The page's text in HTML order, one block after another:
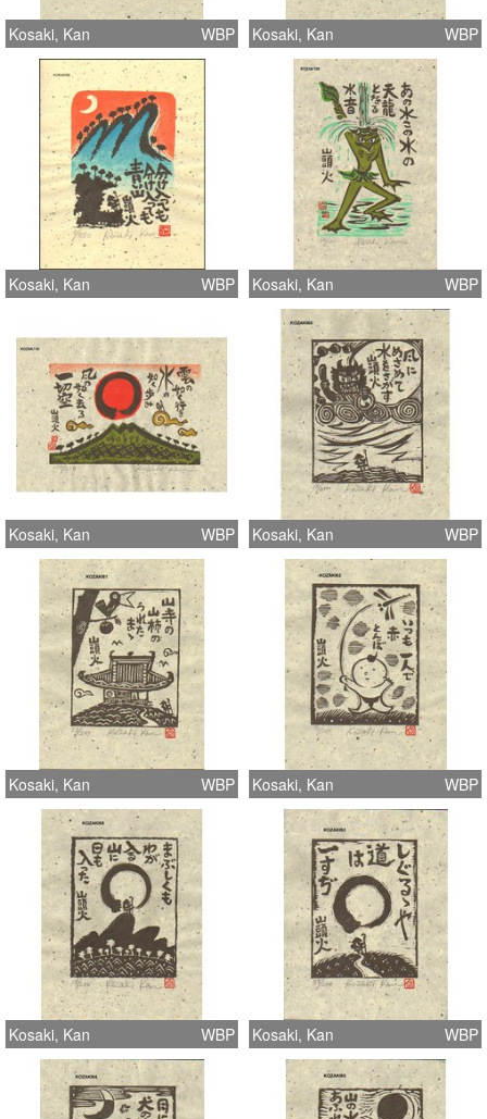
Kosaki, Kan WBP Kosaki, Kan WBP
Kosaki, Kan WBP Kosaki, Kan WBP
Kosaki, Kan WBP Kosaki, Kan WBP
Kosaki, Kan WBP Kosaki, Kan WBP
Kosaki, Kan WBP Kosaki, Kan WBP